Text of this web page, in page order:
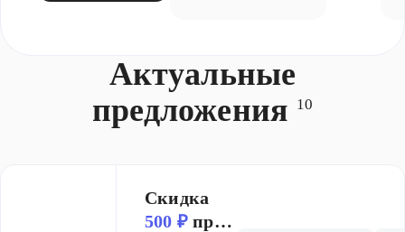
Актуальные
предложения 10
Скидка
500 ₽при